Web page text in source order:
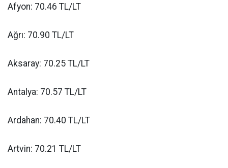
Afyon: 70.46 TL/LT
Ağrı: 70.90 TL/LT
Aksaray: 70.25 TL/LT
Antalya: 70.57 TL/LT
Ardahan: 70.40 TL/LT
Artvin: 70.21 TL/LT